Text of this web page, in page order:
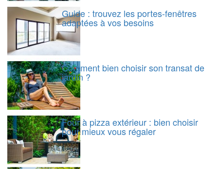
Guide : trouvez les portes-fenêtres
adaptées à vos besoins
Comment bien choisir son transat de
jardin ?
Four à pizza extérieur : bien choisir
pour mieux vous régaler